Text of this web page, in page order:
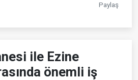
Paylaş
ile Ezine
önemli iş